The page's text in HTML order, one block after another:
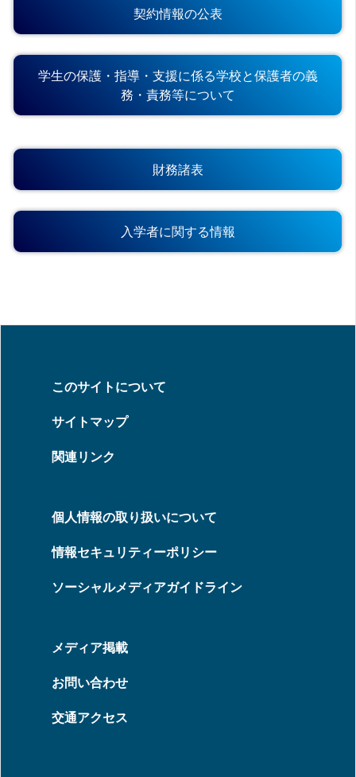
契約情報の公表
学生の保護・指導・支援に係る学校と保護者の義
務・責務等について
財務諸表
入学者に関する情報
このサイトについて
サイトマップ
関連リンク
個人情報の取り扱いについて
情報セキュリティーポリシー
ソーシャルメディアガイドライン
メディア掲載
お問い合わせ
交通アクセス